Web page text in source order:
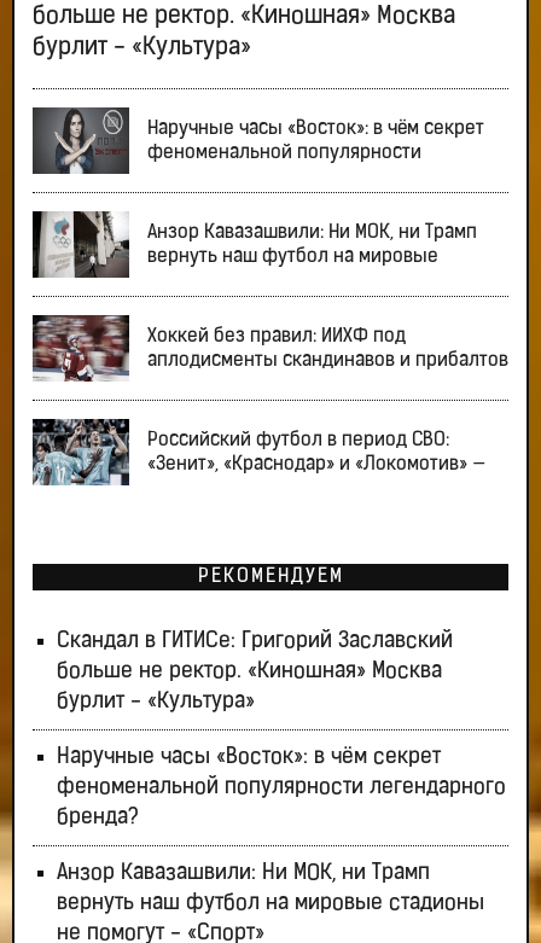
больше не ректор. «Киношная» Москва
бурлит - «Культура»
Наручные часы «Восток»: в чём секрет
феноменальной популярности
Анзор Кавазашвили: Ни МОК, ни Трамп
вернуть наш футбол на мировые
Хоккей без правил: ИИХФ под
аплодисменты скандинавов и прибалтов
Российский футбол в период СВО:
«Зенит», «Краснодар» и «Локомотив» —
РЕКОМЕНДУЕМ
Скандал в ГИТИСе: Григорий Заславский
больше не ректор. «Киношная» Москва
бурлит - «Культура»
Наручные часы «Восток»: в чём секрет
феноменальной популярности легендарного
бренда?
Анзор Кавазашвили: Ни МОК, ни Трамп
вернуть наш футбол на мировые стадионы
не помогут - «Спорт»